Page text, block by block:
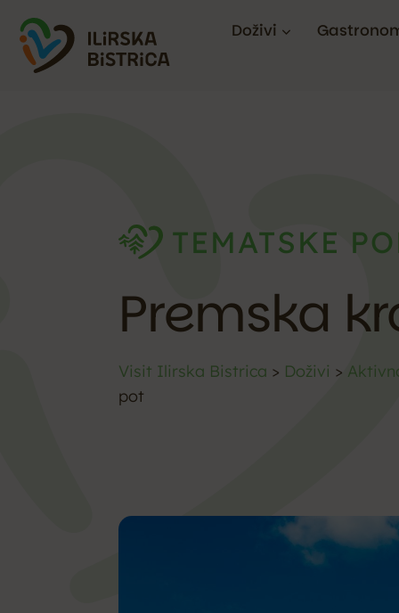
Doživi
TEMATSKE
Premska
Visit Ilirska Bistrica > Doživi >
pot